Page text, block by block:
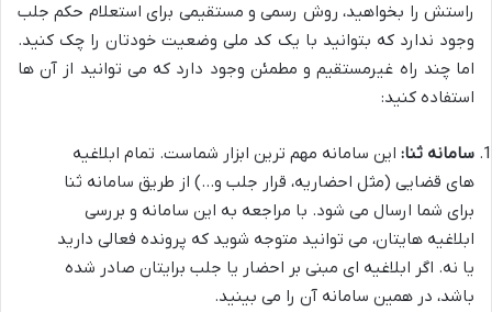
راستش را بخواهید، روش رسمی و مستقیمی برای استعلام حکم جلب
وجود ندارد که بتوانید با یک کد ملی وضعیت خودتان را چک کنید.
اما چند راه غیرمستقیم و مطمئن وجود دارد که می توانید از آن ها
استفاده کنید:
سامانه ثنا: این سامانه مهم ترین ابزار شماست. تمام ابلاغیه
های قضایی (مثل احضاریه، قرار جلب و…) از طریق سامانه ثنا
برای شما ارسال می شود. با مراجعه به این سامانه و بررسی
ابلاغیه هایتان، می توانید متوجه شوید که پرونده فعالی دارید
یا نه. اگر ابلاغیه ای مبنی بر احضار یا جلب برایتان صادر شده
باشد، در همین سامانه آن را می بینید.